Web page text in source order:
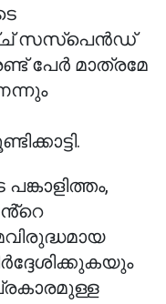
സസ്‌പെൻഡ്
പേർ മാത്രമേ